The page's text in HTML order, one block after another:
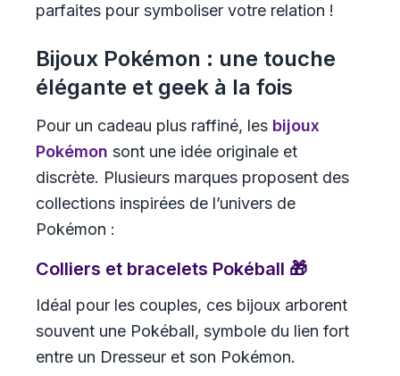
parfaites pour symboliser votre relation !
Bijoux Pokémon : une touche
élégante et geek à la fois
Pour un cadeau plus raffiné, les bijoux
Pokémon sont une idée originale et
discrète. Plusieurs marques proposent des
collections inspirées de l’univers de
Pokémon :
Colliers et bracelets Pokéball 🎁
Idéal pour les couples, ces bijoux arborent
souvent une Pokéball, symbole du lien fort
entre un Dresseur et son Pokémon.